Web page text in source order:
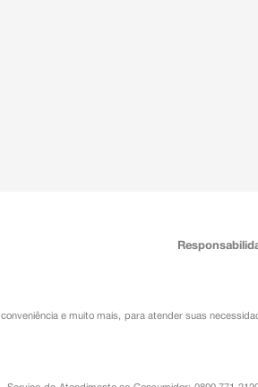
conveniênciae muito mais, para atender suas